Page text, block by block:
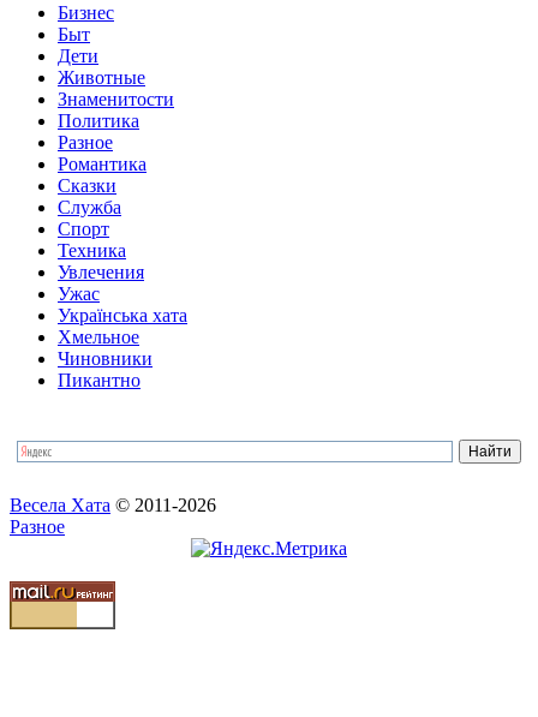
Бизнес
Быт
Дети
Животные
Знаменитости
Политика
Разное
Романтика
Сказки
Служба
Спорт
Техника
Увлечения
Ужас
Українська хата
Хмельное
Чиновники
Пикантно
Весела Хата © 2011-2026
Разное